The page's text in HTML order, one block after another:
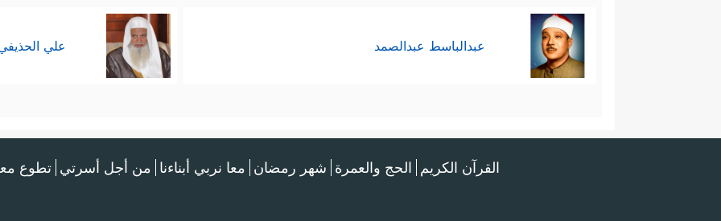
عبدالباسط عبدالصمد علي
القرآن الكريم الحج والعمرة شهر رمضان معا نربي أبناءنا من أجل أسرتي تطوع